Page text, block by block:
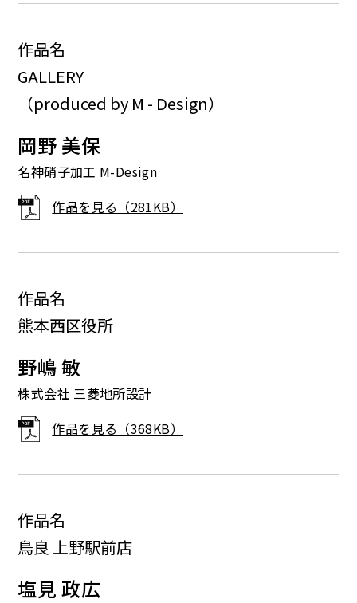
作品名
GALLERY
（produced by M - Design）
岡野 美保
名神硝子加工 M-Design
作品を見る（281KB）
作品名
熊本西区役所
野嶋 敏
株式会社 三菱地所設計
作品を見る（368KB）
作品名
鳥良 上野駅前店
塩見 政広